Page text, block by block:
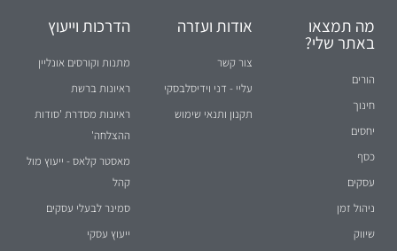
מה תמצאו
באתר שלי?
הורים
חינוך
יחסים
כסף
עסקים
ניהול זמן
שיווק
אודות ועזרה
צור קשר
עליי - דני וידיסלבסקי
תקנון ותנאי שימוש
הדרכות וייעוץ
מתנות וקורסים אונליין
ראיונות ברשת
ראיונות מסדרת 'סודות
ההצלחה'
מאסטר קלאס - ייעוץ מול
קהל
סמינר לבעלי עסקים
ייעוץ עסקי